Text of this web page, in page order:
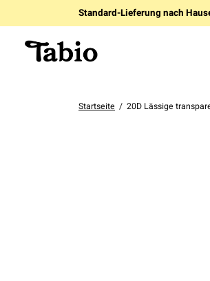
Standard-Lieferung nach
Startseite / 20D Lässige